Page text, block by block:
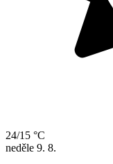
24/15 °C
neděle 9. 8.